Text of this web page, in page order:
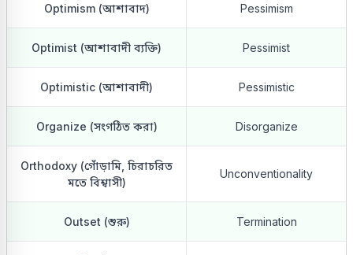
Optimism (আশাবাদ) Pessimism
Optimist (আশাবাদী ব্যক্তি) Pessimist
Optimistic (আশাবাদী) Pessimistic
Organize (সংগঠিত করা) Disorganize
Orthodoxy (গোঁড়ামি, চিরাচরিত
মতে বিশ্বাসী)
Unconventionality
Outset (শুরু) Termination